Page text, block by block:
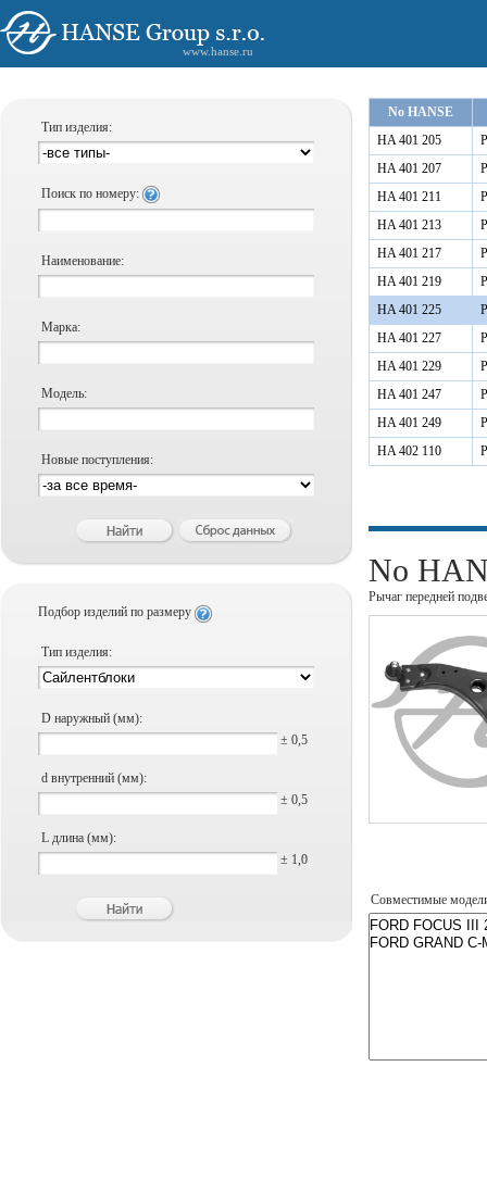
www.hanse.ru
Тип изделия:
Поиск по номеру:
Наименование:
Марка:
Модель:
Новые поступления:
Подбор изделий по размеру
Тип изделия:
D наружный (мм):
± 0,5
d внутренний (мм):
± 0,5
L длина (мм):
± 1,0
No HANSE
HA 401 205
HA 401 207
HA 401 211
HA 401 213
HA 401 217
HA 401 219
HA 401 225
HA 401 227
HA 401 229
HA 401 247
HA 401 249
HA 402 110
No
Рычаг передней
Совместимые